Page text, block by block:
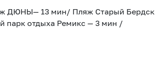
ДЮНЫ— 13 мин/ Пляж Старый Бердск
отдыха Ремикс — 3 мин /